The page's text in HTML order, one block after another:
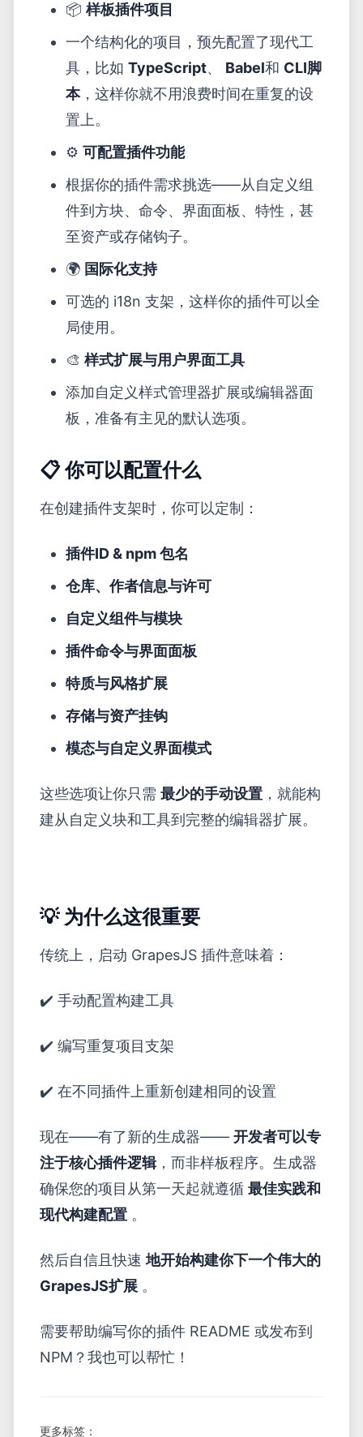
📦 样板插件项目
一个结构化的项目，预先配置了现代工
具，比如 TypeScript、 Babel和 CLI脚
本，这样你就不用浪费时间在重复的设
置上。
⚙️ 可配置插件功能
根据你的插件需求挑选——从自定义组
件到方块、命令、界面面板、特性，甚
至资产或存储钩子。
🌍 国际化支持
可选的 i18n 支架，这样你的插件可以全
局使用。
🎨 样式扩展与用户界面工具
添加自定义样式管理器扩展或编辑器面
板，准备有主见的默认选项。
📋 你可以配置什么
在创建插件支架时，你可以定制：
插件ID & npm 包名
仓库、作者信息与许可
自定义组件与模块
插件命令与界面面板
特质与风格扩展
存储与资产挂钩
模态与自定义界面模式
这些选项让你只需 最少的手动设置 ，就能构
建从自定义块和工具到完整的编辑器扩展。
💡 为什么这很重要
传统上，启动 GrapesJS 插件意味着：
✔️ 手动配置构建工具
✔️ 编写重复项目支架
✔️ 在不同插件上重新创建相同的设置
现在——有了新的生成器—— 开发者可以专
注于核心插件逻辑，而非样板程序。生成器
确保您的项目从第一天起就遵循 最佳实践和
现代构建配置 。
然后自信且快速地开始构建你下一个伟大的
GrapesJS扩展 。
需要帮助编写你的插件 README 或发布到
NPM？我也可以帮忙！
更多标签：